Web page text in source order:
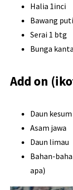
Halia 1inci
Bawang
Serai 1 btg
Bunga
Add on
Daun kesum
Asam jawa
Daun limau
Bahan-
apa)